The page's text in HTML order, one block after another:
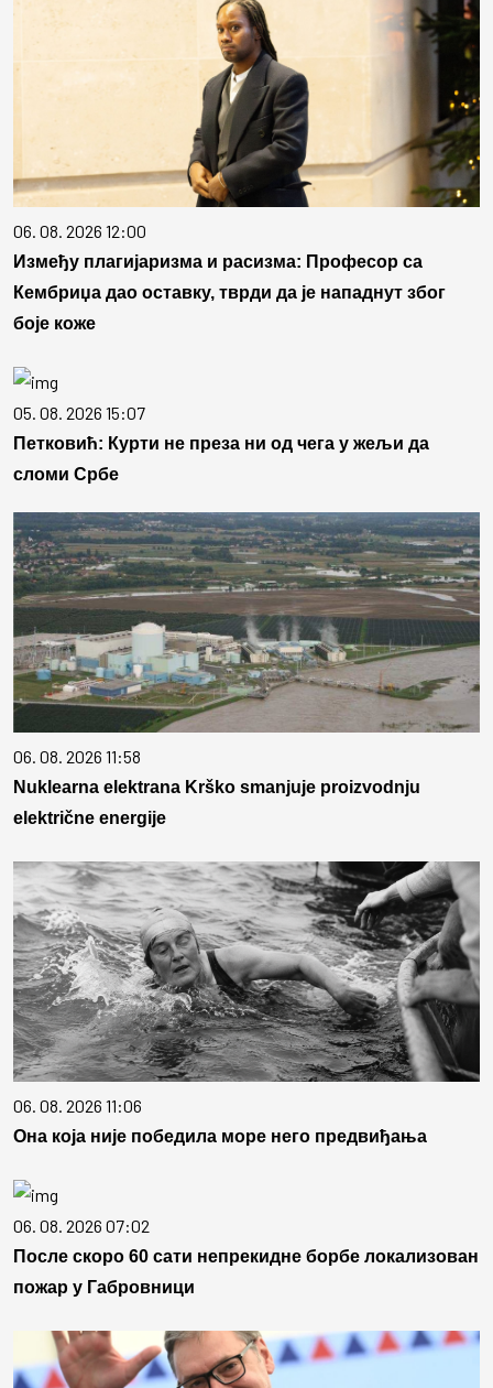
06. 08. 2026 12:00
Између плагијаризма и расизма: Професор са
Кембриџа дао оставку, тврди да је нападнут због
боје коже
05. 08. 2026 15:07
Петковић: Курти не преза ни од чега у жељи да
сломи Србе
06. 08. 2026 11:58
Nuklearna elektrana Krško smanjuje proizvodnju
električne energije
06. 08. 2026 11:06
Она која није победила море него предвиђања
06. 08. 2026 07:02
После скоро 60 сати непрекидне борбе локализован
пожар у Габровници